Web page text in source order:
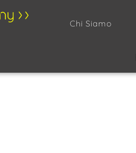
Chi Siamo